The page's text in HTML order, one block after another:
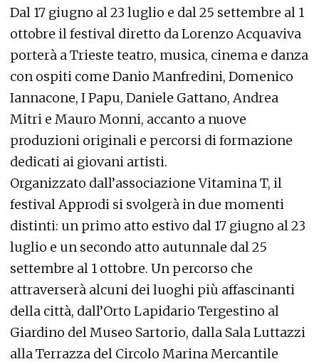
Dal 17 giugno al 23 luglio e dal 25 settembre al 1
ottobre il festival diretto da Lorenzo Acquaviva
porterà a Trieste teatro, musica, cinema e danza
con ospiti come Danio Manfredini, Domenico
Iannacone, I Papu, Daniele Gattano, Andrea
Mitri e Mauro Monni, accanto a nuove
produzioni originali e percorsi di formazione
dedicati ai giovani artisti.
Organizzato dall’associazione Vitamina T, il
festival Approdi si svolgerà in due momenti
distinti: un primo atto estivo dal 17 giugno al 23
luglio e un secondo atto autunnale dal 25
settembre al 1 ottobre. Un percorso che
attraverserà alcuni dei luoghi più affascinanti
della città, dall’Orto Lapidario Tergestino al
Giardino del Museo Sartorio, dalla Sala Luttazzi
alla Terrazza del Circolo Marina Mercantile